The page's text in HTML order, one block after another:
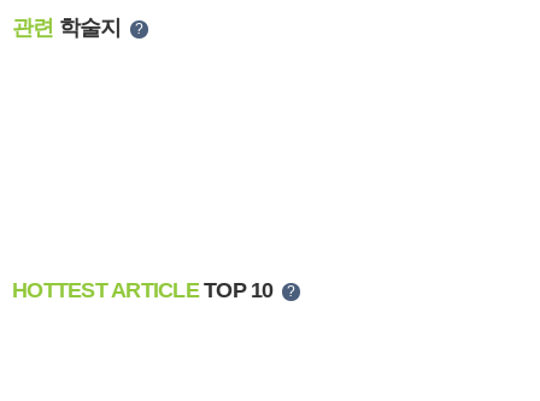
관련 학술지 ?
HOTTEST ARTICLETOP 10 ?